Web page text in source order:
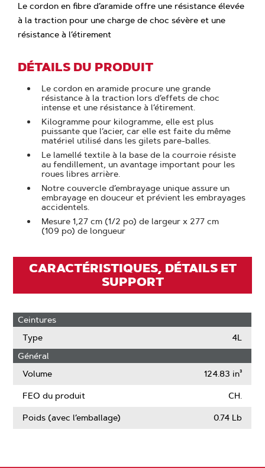
Le cordon en fibre d’aramide offre une résistance élevée
à la traction pour une charge de choc sévère et une
résistance à l’étirement
DÉTAILS DU PRODUIT
Le cordon en aramide procure une grande
résistance à la traction lors d’effets de choc
intense et une résistance à l’étirement.
Kilogramme pour kilogramme, elle est plus
puissante que l’acier, car elle est faite du même
matériel utilisé dans les gilets pare-balles.
Le lamellé textile à la base de la courroie résiste
au fendillement, un avantage important pour les
roues libres arrière.
Notre couvercle d’embrayage unique assure un
embrayage en douceur et prévient les embrayages
accidentels.
Mesure 1,27 cm (1/2 po) de largeur x 277 cm
(109 po) de longueur
CARACTÉRISTIQUES, DÉTAILS ET
SUPPORT
Ceintures
Type
4L
Général
Volume
124.83 in³
FEO du produit CH.
Poids (avec l’emballage) 0.74 Lb